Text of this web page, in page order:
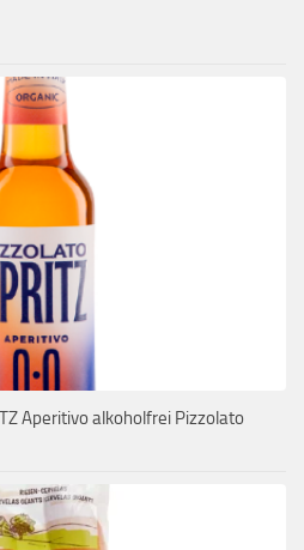
Aperitivo alkoholfrei Pizzolato